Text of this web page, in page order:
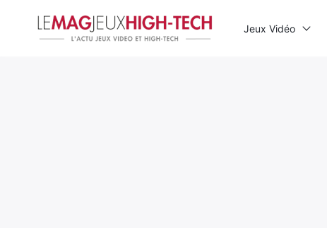
Jeux Vidéo